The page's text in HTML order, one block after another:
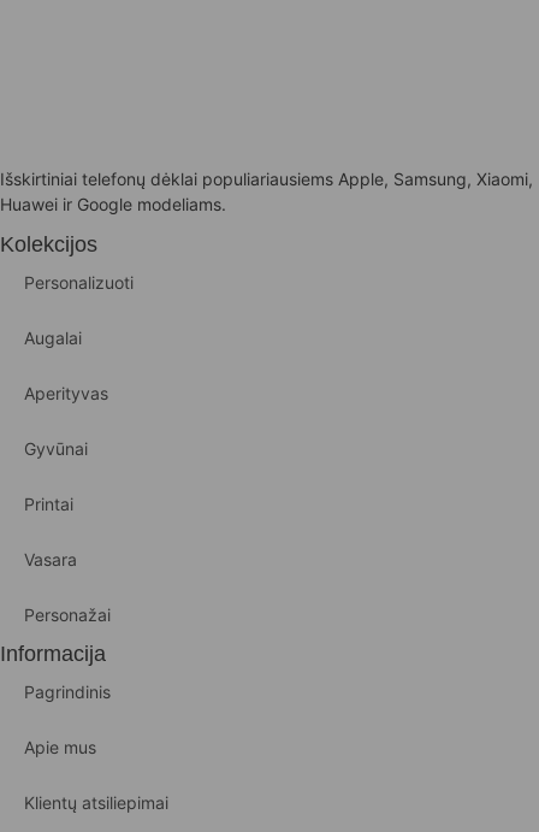
Išskirtiniai telefonų dėklai populiariausiems Apple, Samsung, Xiaomi,
Huawei ir Google modeliams.
Kolekcijos
Personalizuoti
Augalai
Aperityvas
Gyvūnai
Printai
Vasara
Personažai
Informacija
Pagrindinis
Apie mus
Klientų atsiliepimai